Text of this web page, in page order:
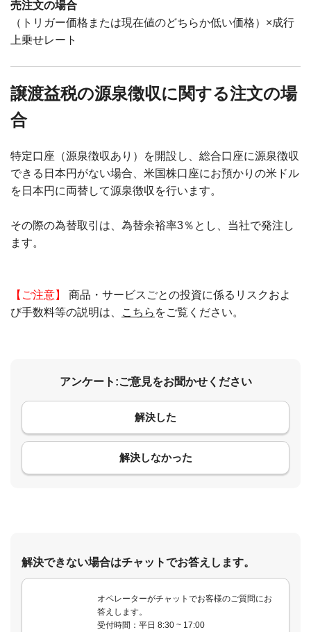
売注文の場合
（トリガー価格または現在値のどちらか低い価格）×成行
上乗せレート
譲渡益税の源泉徴収に関する注文の場
合
特定口座（源泉徴収あり）を開設し、総合口座に源泉徴収
できる日本円がない場合、米国株口座にお預かりの米ドル
を日本円に両替して源泉徴収を行います。
その際の為替取引は、為替余裕率3％とし、当社で発注し
ます。
【ご注意】 商品・サービスごとの投資に係るリスクおよ
び手数料等の説明は、
こちら をご覧ください。
アンケート:ご意見をお聞かせください
解決した
解決しなかった
コメント
解決できない場合はチャットでお答えします。
オペレーターがチャットでお客様のご質問にお
答えします。
受付時間：平日 8:30 ~ 17:00